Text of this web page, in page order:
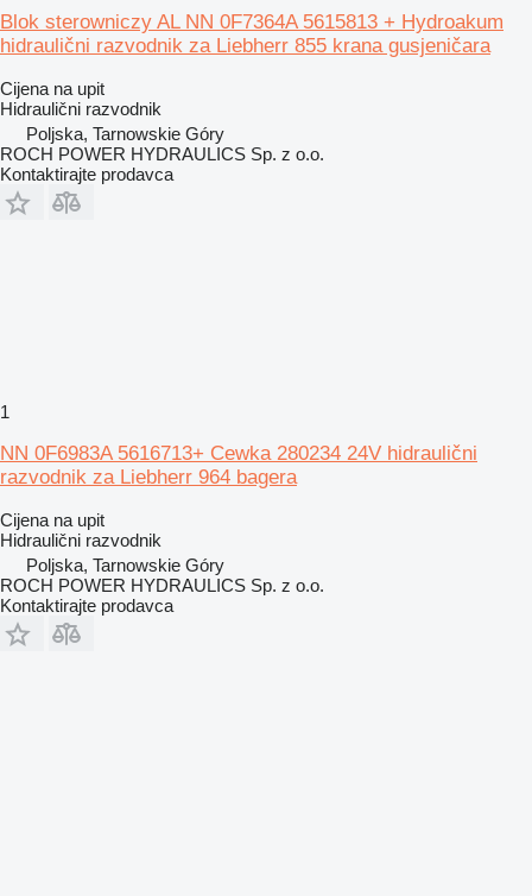
Blok sterowniczy AL NN 0F7364A 5615813 + Hydroakum
hidraulični razvodnik za Liebherr 855 krana gusjeničara
Cijena na upit
Hidraulični razvodnik
Poljska, Tarnowskie Góry
ROCH POWER HYDRAULICS Sp. z o.o.
Kontaktirajte prodavca
1
NN 0F6983A 5616713+ Cewka 280234 24V hidraulični
razvodnik za Liebherr 964 bagera
Cijena na upit
Hidraulični razvodnik
Poljska, Tarnowskie Góry
ROCH POWER HYDRAULICS Sp. z o.o.
Kontaktirajte prodavca